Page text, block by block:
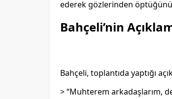
ederek gözlerinden
Bahçeli’nin
Bahçeli, toplantıda yaptığı
> “Muhterem arkadaşlarım,